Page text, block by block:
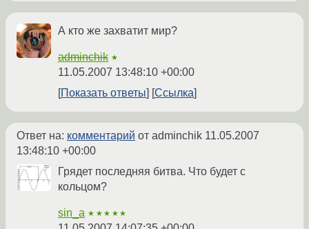
А кто же захватит мир?
adminchik ★
11.05.2007 13:48:10 +00:00
Показать ответы
Ссылка
Ответ на: комментарий от adminchik 11.05.2007
13:48:10 +00:00
Грядет последняя битва. Что будет с
кольцом?
sin_a ★★★★★